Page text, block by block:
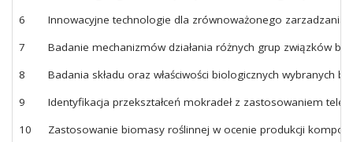
6
Innowacyjne technologie dla zrównoważonego zarzadzania
7
Badanie mechanizmów działania różnych grup związków
8
Badania składu oraz właściwości biologicznych wybranych
9
Identyfikacja przekształceń mokradeł z zastosowaniem
10
Zastosowanie biomasy roślinnej w ocenie produkcji